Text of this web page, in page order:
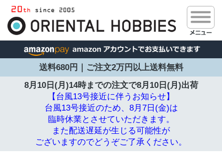
送料680円｜ご注文2万円以上送料無料
8月10日(月)14時までの注文で8月10日(月)出荷
【台風13号接近に伴うお知らせ】
台風13号接近のため、8月7日(金)は
臨時休業とさせていただきます。
また配送遅延が生じる可能性が
ございますのでどうぞご了承ください。